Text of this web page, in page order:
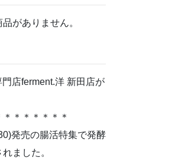
がありません。
店ferment.洋 新田店が
＊＊＊＊＊＊
発売の腸活特集で発酵
ました。